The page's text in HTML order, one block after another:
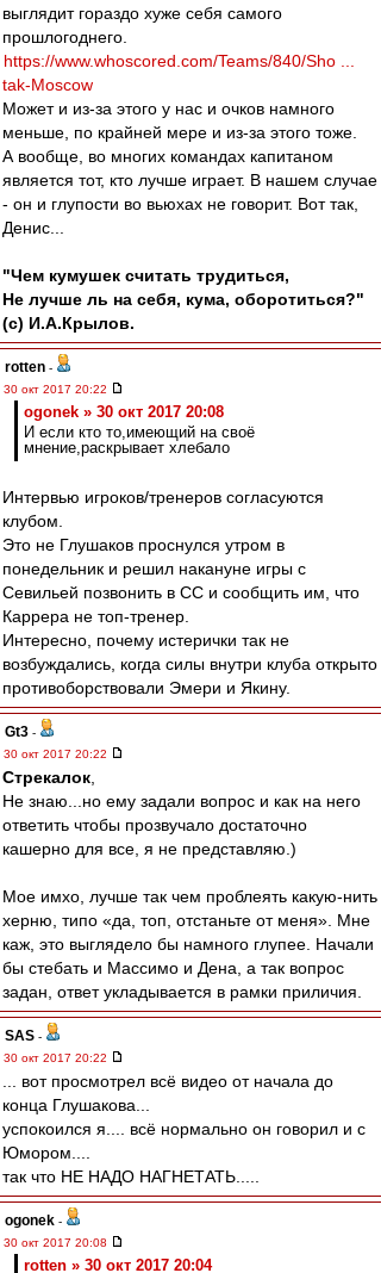
выглядит гораздо хуже себя самого
прошлогоднего.
https://www.whoscored.com/Teams/840/Sho ...
tak-Moscow
Может и из-за этого у нас и очков намного
меньше, по крайней мере и из-за этого тоже.
А вообще, во многих командах капитаном
является тот, кто лучше играет. В нашем случае
- он и глупости во вьюхах не говорит. Вот так,
Денис...
"Чем кумушек считать трудиться,
Не лучше ль на себя, кума, оборотиться?"
(с) И.А.Крылов.
rotten -
30 окт 2017 20:22
ogonek » 30 окт 2017 20:08
И если кто то,имеющий на своё
мнение,раскрывает хлебало
Интервью игроков/тренеров согласуются
клубом.
Это не Глушаков проснулся утром в
понедельник и решил накануне игры с
Севильей позвонить в СС и сообщить им, что
Каррера не топ-тренер.
Интересно, почему истерички так не
возбуждались, когда силы внутри клуба открыто
противоборствовали Эмери и Якину.
Gt3 -
30 окт 2017 20:22
Стрекалок
Не знаю...но ему задали вопрос и как на него
ответить чтобы прозвучало достаточно
кашерно для все, я не представляю.)
Мое имхо, лучше так чем проблеять какую-нить
херню, типо «да, топ, отстаньте от меня». Мне
каж, это выглядело бы намного глупее. Начали
бы стебать и Массимо и Дена, а так вопрос
задан, ответ укладывается в рамки приличия.
SAS -
30 окт 2017 20:22
... вот просмотрел всё видео от начала до
конца Глушакова...
успокоился я.... всё нормально он говорил и с
Юмором....
так что НЕ НАДО НАГНЕТАТЬ.....
ogonek -
30 окт 2017 20:08
rotten » 30 окт 2017 20:04